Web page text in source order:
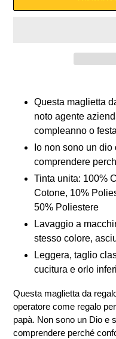
prodotto
carrello
Questa maglietta
noto agente
compleanno o
Io non sono un
comprendere
Tinta unita: 100%
Cotone, 10%
50% Poliestere
Lavaggio a
stesso colore,
Leggera, taglio
cucitura e orlo
Questa maglietta da
operatore come regalo
papà. Non sono un Dio e
comprendere perché